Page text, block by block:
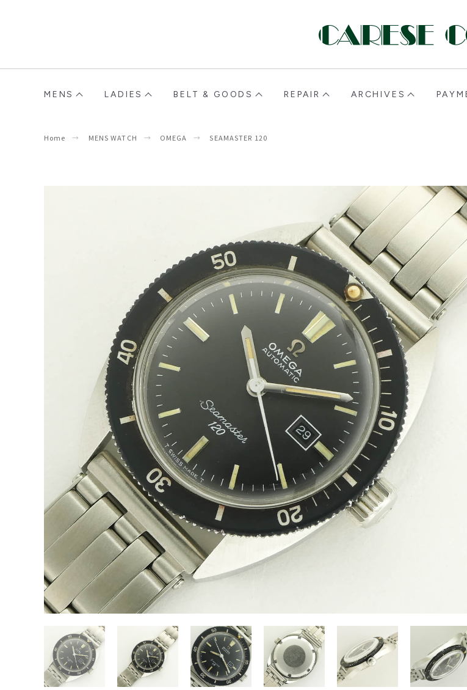
MENS LADIES BELT & GOODS REPAIR ARCHIVES
Home MENS WATCH OMEGA SEAMASTER 120